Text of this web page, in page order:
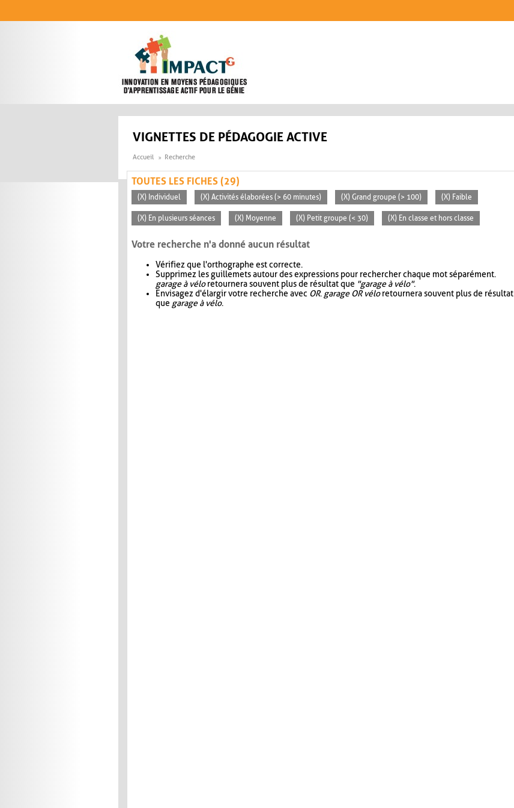
VIGNETTES DE PÉDAGOGIE ACTIVE
Accueil Recherche
TOUTES LES FICHES (29)
(X) Individuel (X) Activités élaborées (> 60 minutes) (X) Grand groupe (> 100) (X) Faible
(X) En plusieurs séances (X) Moyenne (X) Petit groupe (< 30) (X) En classe et hors classe
Votre recherche n'a donné aucun résultat
Vérifiez que l'orthographe est correcte.
Supprimez les guillemets autour des expressions pour rechercher chaque mot séparément.
garage à véloretournera souvent plus de résultat que "garage à vélo".
Envisagez d'élargir votre recherche avec OR. garage OR véloretournera souvent plus de résultat
que garage à vélo.